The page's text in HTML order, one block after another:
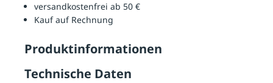
versandkostenfrei ab 50 €
Kauf auf Rechnung
Produktinformationen
Technische Daten